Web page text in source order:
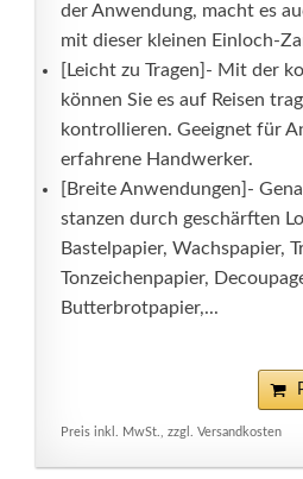
der Anwendung, macht es
mit dieser kleinen Einloch-
[Leicht zu Tragen]- Mit der
können Sie es auf Reisen
kontrollieren. Geeignet für
erfahrene Handwerker.
[Breite Anwendungen]-
stanzen durch geschärften
Bastelpapier, Wachspapier,
Tonzeichenpapier,
Butterbrotpapier,...
Preis inkl. MwSt., zzgl. Versandkosten